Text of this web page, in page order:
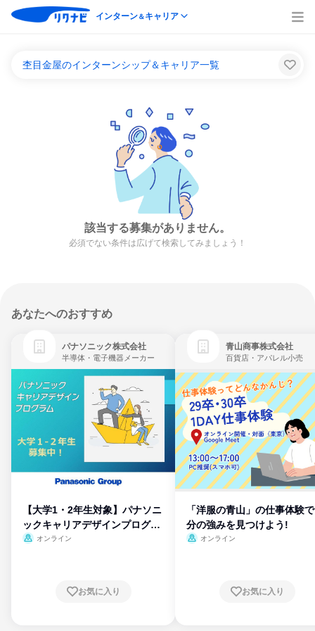
インターン＆キャリア
杢目金屋のインターンシップ＆キャリア一覧
該当する募集がありません。
必須でない条件は広げて検索してみましょう！
あなたへのおすすめ
パナソニック株式会社
半導体・電子機器メーカー
【大学1・2年生対象】パナソニ
ックキャリアデザインプログラ
ム
オンライン
お気に入り
青山商事株式会社
百貨店・アパレル小売
「洋服の青山」の仕事体験
分の強みを見つけよう!
オンライン
お気に入り